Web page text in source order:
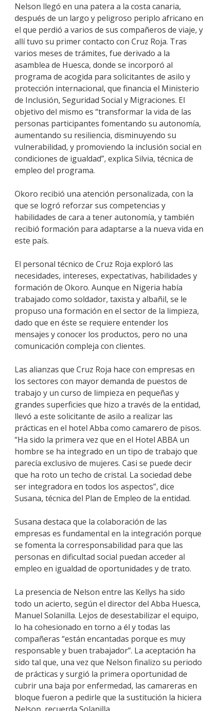
Nelson llegó en una patera a la costa canaria,
después de un largo y peligroso periplo africano en
el que perdió a varios de sus compañeros de viaje, y
allí tuvo su primer contacto con Cruz Roja. Tras
varios meses de trámites, fue derivado a la
asamblea de Huesca, donde se incorporó al
programa de acogida para solicitantes de asilo y
protección internacional, que financia el Ministerio
de Inclusión, Seguridad Social y Migraciones. El
objetivo del mismo es “transformar la vida de las
personas participantes fomentando su autonomía,
aumentando su resiliencia, disminuyendo su
vulnerabilidad, y promoviendo la inclusión social en
condiciones de igualdad”, explica Silvia, técnica de
empleo del programa.
Okoro recibió una atención personalizada, con la
que se logró reforzar sus competencias y
habilidades de cara a tener autonomía, y también
recibió formación para adaptarse a la nueva vida en
este país.
El personal técnico de Cruz Roja exploró las
necesidades, intereses, expectativas, habilidades y
formación de Okoro. Aunque en Nigeria había
trabajado como soldador, taxista y albañil, se le
propuso una formación en el sector de la limpieza,
dado que en éste se requiere entender los
mensajes y conocer los productos, pero no una
comunicación compleja con clientes.
Las alianzas que Cruz Roja hace con empresas en
los sectores con mayor demanda de puestos de
trabajo y un curso de limpieza en pequeñas y
grandes superficies que hizo a través de la entidad,
llevó a este solicitante de asilo a realizar las
prácticas en el hotel Abba como camarero de pisos.
“Ha sido la primera vez que en el Hotel ABBA un
hombre se ha integrado en un tipo de trabajo que
parecía exclusivo de mujeres. Casi se puede decir
que ha roto un techo de cristal. La sociedad debe
ser integradora en todos los aspectos”, dice
Susana, técnica del Plan de Empleo de la entidad.
Susana destaca que la colaboración de las
empresas es fundamental en la integración porque
se fomenta la corresponsabilidad para que las
personas en dificultad social puedan acceder al
empleo en igualdad de oportunidades y de trato.
La presencia de Nelson entre las Kellys ha sido
todo un acierto, según el director del Abba Huesca,
Manuel Solanilla. Lejos de desestabilizar el equipo,
lo ha cohesionado en torno a él y todas las
compañeras “están encantadas porque es muy
responsable y buen trabajador”. La aceptación ha
sido tal que, una vez que Nelson finalizo su periodo
de prácticas y surgió la primera oportunidad de
cubrir una baja por enfermedad, las camareras en
bloque fueron a pedirle que la sustitución la hiciera